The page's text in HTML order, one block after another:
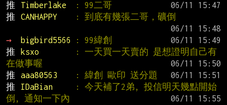
推
Timberlake : 99二哥
推
CANHAPPY
: 到底有幾張二哥，礦倒
→
bigbird5566 : 99緯創
推
ksxo
: 一天買一天賣的 是想證明自己有
在做事喔
推
aaa80563 : 緯創 歐印 送分題
推
IDaBian
: 今天補了2弟, 投信明天幾點開始
倒, 通知一下內